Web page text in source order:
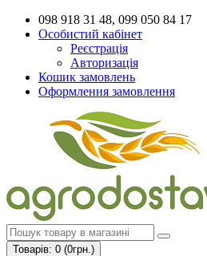
098 918 31 48, 099 050 84 17
Особистий кабінет
Реєстрація
Авторизація
Кошик замовлень
Оформлення замовлення
Товарів: 0 (0грн.)